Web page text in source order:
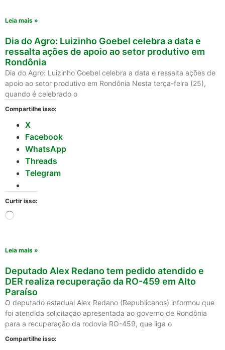
Leia mais »
Dia do Agro: Luizinho Goebel celebra a data e
ressalta ações de apoio ao setor produtivo em
Rondônia
Dia do Agro: Luizinho Goebel celebra a data e ressalta ações de
apoio ao setor produtivo em Rondônia Nesta terça-feira (25),
quando é celebrado o
Compartilhe isso:
X
Facebook
WhatsApp
Threads
Telegram
Curtir isso:
Leia mais »
Deputado Alex Redano tem pedido atendido e
DER realiza recuperação da RO-459 em Alto
Paraíso
O deputado estadual Alex Redano (Republicanos) informou que
foi atendida solicitação apresentada ao governo de Rondônia
para a recuperação da rodovia RO-459, que liga o
Compartilhe isso: